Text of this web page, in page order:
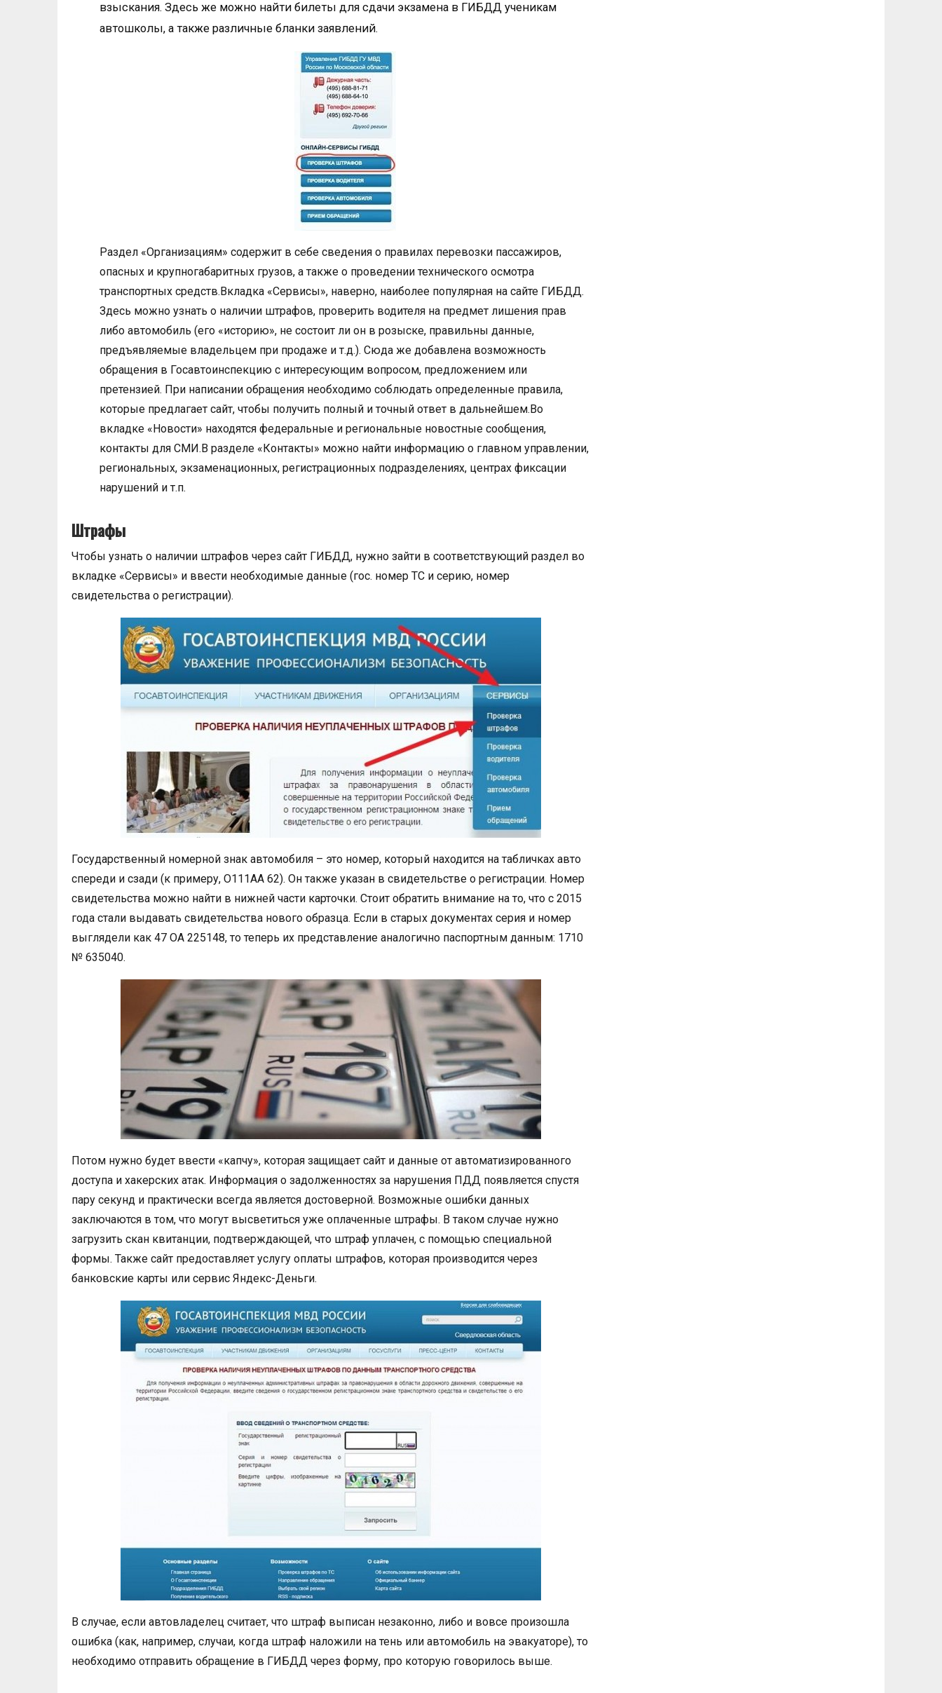
взыскания. Здесь же можно найти билеты для сдачи экзамена в ГИБДД ученикам
автошколы, а также различные бланки заявлений.
Раздел «Организациям» содержит в себе сведения о правилах перевозки пассажиров,
опасных и крупногабаритных грузов, а также о проведении технического осмотра
транспортных средств.Вкладка «Сервисы», наверно, наиболее популярная на сайте ГИБДД.
Здесь можно узнать о наличии штрафов, проверить водителя на предмет лишения прав
либо автомобиль (его «историю», не состоит ли он в розыске, правильны данные,
предъявляемые владельцем при продаже и т.д.). Сюда же добавлена возможность
обращения в Госавтоинспекцию с интересующим вопросом, предложением или
претензией. При написании обращения необходимо соблюдать определенные правила,
которые предлагает сайт, чтобы получить полный и точный ответ в дальнейшем.Во
вкладке «Новости» находятся федеральные и региональные новостные сообщения,
контакты для СМИ.В разделе «Контакты» можно найти информацию о главном управлении,
региональных, экзаменационных, регистрационных подразделениях, центрах фиксации
нарушений и т.п.
Штрафы
Чтобы узнать о наличии штрафов через сайт ГИБДД, нужно зайти в соответствующий раздел во
вкладке «Сервисы» и ввести необходимые данные (гос. номер ТС и серию, номер
свидетельства о регистрации).
Государственный номерной знак автомобиля – это номер, который находится на табличках авто
спереди и сзади (к примеру, О111АА 62). Он также указан в свидетельстве о регистрации. Номер
свидетельства можно найти в нижней части карточки. Стоит обратить внимание на то, что с 2015
года стали выдавать свидетельства нового образца. Если в старых документах серия и номер
выглядели как 47 ОА 225148, то теперь их представление аналогично паспортным данным: 1710
№ 635040.
Потом нужно будет ввести «капчу», которая защищает сайт и данные от автоматизированного
доступа и хакерских атак. Информация о задолженностях за нарушения ПДД появляется спустя
пару секунд и практически всегда является достоверной. Возможные ошибки данных
заключаются в том, что могут высветиться уже оплаченные штрафы. В таком случае нужно
загрузить скан квитанции, подтверждающей, что штраф уплачен, с помощью специальной
формы. Также сайт предоставляет услугу оплаты штрафов, которая производится через
банковские карты или сервис Яндекс-Деньги.
В случае, если автовладелец считает, что штраф выписан незаконно, либо и вовсе произошла
ошибка (как, например, случаи, когда штраф наложили на тень или автомобиль на эвакуаторе), то
необходимо отправить обращение в ГИБДД через форму, про которую говорилось выше.